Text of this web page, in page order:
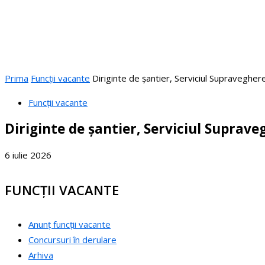
Prima Funcții vacante Diriginte de șantier, Serviciul
Funcții vacante
Diriginte de șantier, Serviciul
6 iulie 2026
FUNCȚII VACANTE
Anunț funcții vacante
Concursuri în derulare
Arhiva